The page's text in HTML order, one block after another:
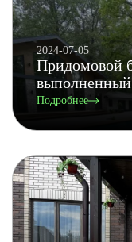
2024-07-05
Придомовой
Подробнее